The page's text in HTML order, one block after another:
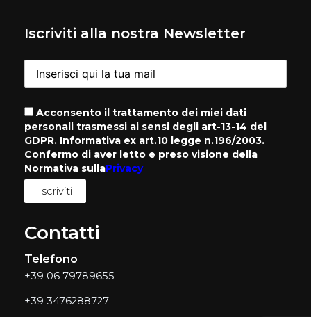
Iscriviti alla nostra Newsletter
Acconsento il trattamento dei miei dati
personali trasmessi ai sensi degli art-13-14 del
GDPR. Informativa ex art.10 legge n.196/2003.
Confermo di aver letto e preso visione della
Normativa sullaPrivacy
Contatti
Telefono
+39 06 79789655
+39 3476288727